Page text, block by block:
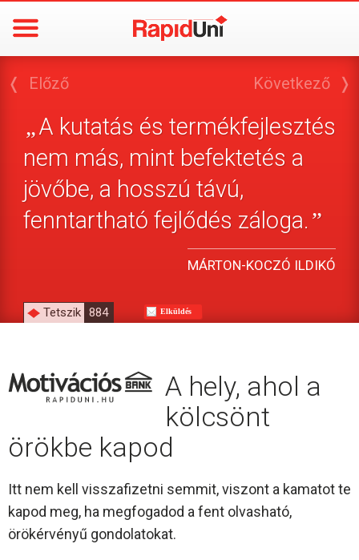
❬ Előző
„A kutatás és termékfejlesztés
nem más, mint befektetés a
jövőbe, a hosszú távú,
fenntartható fejlődés záloga.”
MÁRTON-KOCZÓ ILDIKÓ
Következő ❭
Tetszik 884 Elküldés
A hely, ahol a
kölcsönt
örökbe kapod
Itt nem kell visszafizetni semmit, viszont a kamatot te
kapod meg, ha megfogadod a fent olvasható,
örökérvényű gondolatokat.